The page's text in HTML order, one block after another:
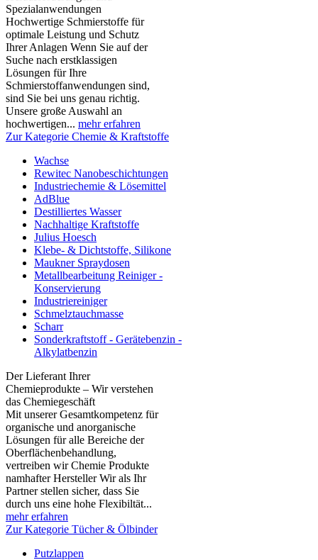
Spezialanwendungen
Hochwertige Schmierstoffe für
optimale Leistung und Schutz
Ihrer Anlagen Wenn Sie auf der
Suche nach erstklassigen
Lösungen für Ihre
Schmierstoffanwendungen sind,
sind Sie bei uns genau richtig.
Unsere große Auswahl an
hochwertigen... mehr erfahren
Zur Kategorie Chemie & Kraftstoffe
Wachse
Rewitec Nanobeschichtungen
Industriechemie & Lösemittel
AdBlue
Destilliertes Wasser
Nachhaltige Kraftstoffe
Julius Hoesch
Klebe- & Dichtstoffe, Silikone
Maukner Spraydosen
Metallbearbeitung Reiniger -
Konservierung
Industriereiniger
Schmelztauchmasse
Scharr
Sonderkraftstoff - Gerätebenzin -
Alkylatbenzin
Der Lieferant Ihrer
Chemieprodukte – Wir verstehen
das Chemiegeschäft
Mit unserer Gesamtkompetenz für
organische und anorganische
Lösungen für alle Bereiche der
Oberflächenbehandlung,
vertreiben wir Chemie Produkte
namhafter Hersteller Wir als Ihr
Partner stellen sicher, dass Sie
durch uns eine hohe Flexibiltät...
mehr erfahren
Zur Kategorie Tücher & Ölbinder
Putzlappen